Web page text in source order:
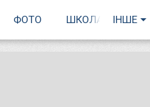
ФОТО ШКОЛА БІГУ
ІНШЕ